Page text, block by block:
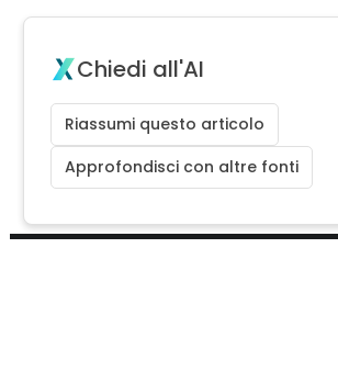
Chiedi all'AI
Riassumi questo articolo
Approfondisci con altre fonti